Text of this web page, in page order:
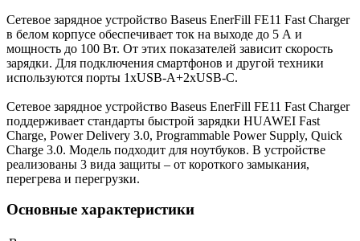
Сетевое зарядное устройство Baseus EnerFill FE11 Fast Charger
в белом корпусе обеспечивает ток на выходе до 5 А и
мощность до 100 Вт. От этих показателей зависит скорость
зарядки. Для подключения смартфонов и другой техники
используются порты 1xUSB-A+2xUSB-C.
Сетевое зарядное устройство Baseus EnerFill FE11 Fast Charger
поддерживает стандарты быстрой зарядки HUAWEI Fast
Charge, Power Delivery 3.0, Programmable Power Supply, Quick
Charge 3.0. Модель подходит для ноутбуков. В устройстве
реализованы 3 вида защиты – от короткого замыкания,
перегрева и перегрузки.
Основные характеристики